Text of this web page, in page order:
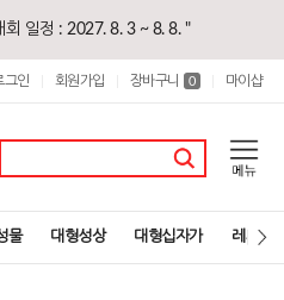
회 일정 : 2027. 8. 3 ~ 8. 8. "
그인 회원가입 장바구니 0 마이샵
물 대형성상 대형십자가 레지오